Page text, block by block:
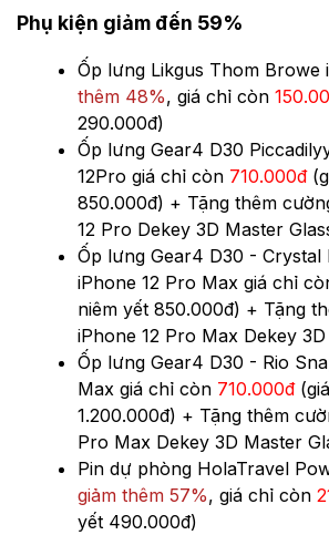
Phụ kiện giảm đến 59%
Ốp lưng Likgus Thom Browe
thêm 48%, giá chỉ còn
290.000đ)
Ốp lưng Gear4 D30
12Pro giá chỉ còn 710.000đ
850.000đ) + Tặng thêm
12 Pro Dekey 3D Master
Ốp lưng Gear4 D30 - Crystal
iPhone 12 Pro Max giá chỉ
niêm yết 850.000đ) + Tặng
iPhone 12 Pro Max Dekey
Ốp lưng Gear4 D30 - Rio
Max giá chỉ còn 710.000đ
1.200.000đ) + Tặng thêm
Pro Max Dekey 3D Master
Pin dự phòng HolaTravel
giảm thêm 57%, giá chỉ còn
yết 490.000đ)